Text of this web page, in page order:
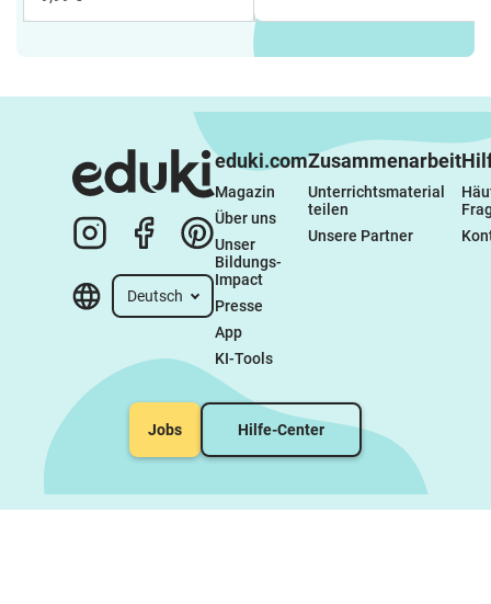
Deutsch
eduki.com
Magazin
Über uns
Unser
Bildungs-
Impact
Presse
App
KI-Tools
Zusammenarbeit
Unterrichtsmaterial
teilen
Unsere Partner
Jobs Hilfe-Center